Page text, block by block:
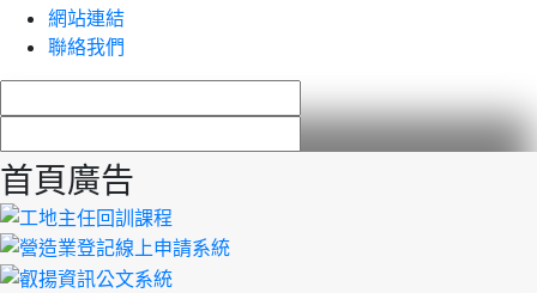
網站連結
聯絡我們
首頁廣告